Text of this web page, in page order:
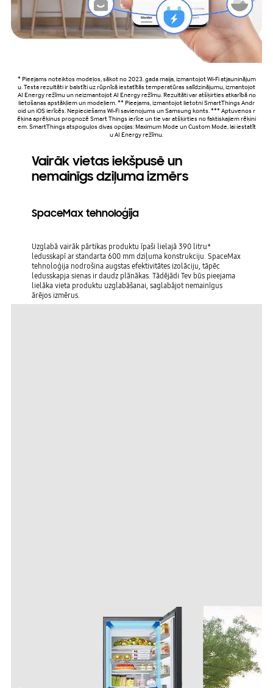
* Pieejams noteiktos modeļos, sākot no 2023. gada maija, izmantojot Wi-Fi atjauninājum
u. Testa rezultāti ir balstīti uz rūpnīcā iestatītās temperatūras salīdzinājumu, izmantojot
AI Energy režīmu un neizmantojot AI Energy režīmu. Rezultāti var atšķirties atkarībā no
lietošanas apstākļiem un modeļiem. ** Pieejams, izmantojot lietotni SmartThings Andr
oid un iOS ierīcēs. Nepieciešams Wi-Fi savienojums un Samsung konts. *** Aptuvenos r
ēķina aprēķinus prognozē Smart Things ierīce un tie var atšķirties no faktiskajiem rēķini
em. SmartThings atspoguļos divas opcijas: Maximum Mode un Custom Mode, lai iestatīt
u AI Energy režīmu.
Vairāk vietas iekšpusē un
nemainīgs dziļuma izmērs
SpaceMax tehnoloģija
Uzglabā vairāk pārtikas produktu īpaši lielajā 390 litru*
ledusskapī ar standarta 600 mm dziļuma konstrukciju. SpaceMax
tehnoloģija nodrošina augstas efektivitātes izolāciju, tāpēc
ledusskapja sienas ir daudz plānākas. Tādējādi Tev būs pieejama
lielāka vieta produktu uzglabāšanai, saglabājot nemainīgus
ārējos izmērus.